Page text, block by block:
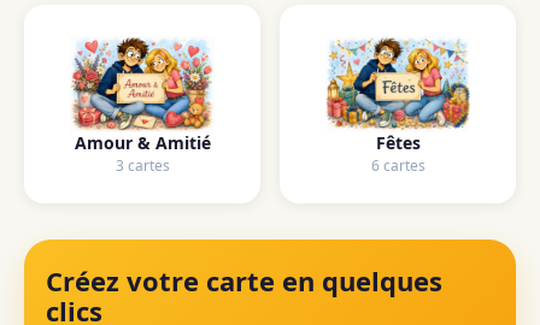
Amour & Amitié
3 cartes
Fêtes
6 cartes
Créez votre carte en quelques
clics